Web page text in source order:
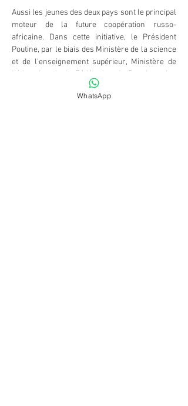
Aussi les jeunes des deux pays sont le principal
moteur de la future coopération russo-
africaine. Dans cette initiative, le Président
Poutine, par le biais des Ministère de la science
et de l'enseignement supérieur, Ministère de
l'éducation de la Fédération de Russie et les
établissements d'enseignements sont
intéressés à augmenter le nombre des
WhatsApp